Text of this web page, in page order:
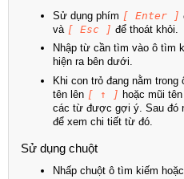
Sử dụng phím [ Enter ]
và [ Esc ] để thoát khỏi.
Nhập từ cần tìm vào ô tìm
hiện ra bên dưới.
Khi con trỏ đang nằm
tên lên [ ↑ ] hoặc mũi
các từ được gợi ý. Sau đó
để xem chi tiết từ đó.
Sử dụng chuột
Nhấp chuột ô tìm kiếm